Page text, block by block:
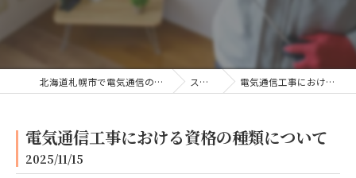
北海道札幌市で電気通信の求人ならKJテック株式会社 ストーリー 電気通信工事における資格の種類について
電気通信工事における資格の種類について
2025/11/15